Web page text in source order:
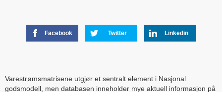
Facebook Twitter Linkedin
Varestrømsmatrisene utgjør et sentralt element i Nasjonal
godsmodell, men databasen inneholder mye aktuell informasjon på